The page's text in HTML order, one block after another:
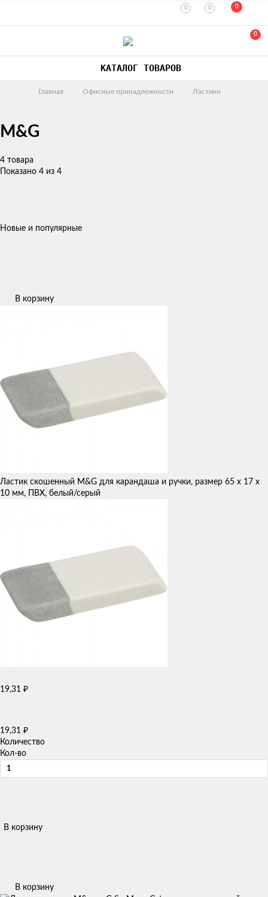
0 0 0
0
КАТАЛОГ ТОВАРОВ
Главная Офисные принадлежности Ластики
M&G
4 товара
Показано 4 из 4
Новые и популярные
В корзину
Ластик скошенный M&G для карандаша и ручки, размер 65 x 17 x
10 мм, ПВХ, белый/серый
19,31 ₽
19,31 ₽
Количество
Кол-во
В корзину
В корзину